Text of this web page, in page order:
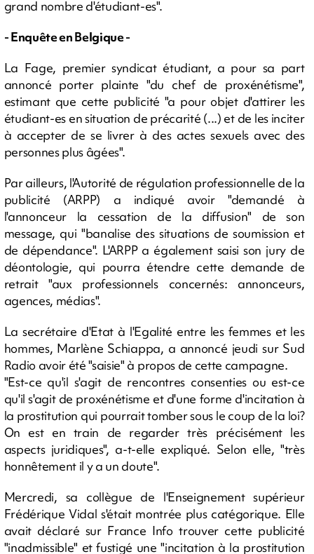
grand nombre d'étudiant-es".
- Enquête en Belgique -
La Fage, premier syndicat étudiant, a pour sa part
annoncé porter plainte "du chef de proxénétisme",
estimant que cette publicité "a pour objet d'attirer les
étudiant-es en situation de précarité (...) et de les inciter
à accepter de se livrer à des actes sexuels avec des
personnes plus âgées".
Par ailleurs, l'Autorité de régulation professionnelle de la
publicité (ARPP) a indiqué avoir "demandé à
l'annonceur la cessation de la diffusion" de son
message, qui "banalise des situations de soumission et
de dépendance". L'ARPP a également saisi son jury de
déontologie, qui pourra étendre cette demande de
retrait "aux professionnels concernés: annonceurs,
agences, médias".
La secrétaire d'Etat à l'Egalité entre les femmes et les
hommes, Marlène Schiappa, a annoncé jeudi sur Sud
Radio avoir été "saisie" à propos de cette campagne.
"Est-ce qu'il s'agit de rencontres consenties ou est-ce
qu'il s'agit de proxénétisme et d'une forme d'incitation à
la prostitution qui pourrait tomber sous le coup de la loi?
On est en train de regarder très précisément les
aspects juridiques", a-t-elle expliqué. Selon elle, "très
honnêtement il y a un doute".
Mercredi, sa collègue de l'Enseignement supérieur
Frédérique Vidal s'était montrée plus catégorique. Elle
avait déclaré sur France Info trouver cette publicité
"inadmissible" et fustigé une "incitation à la prostitution